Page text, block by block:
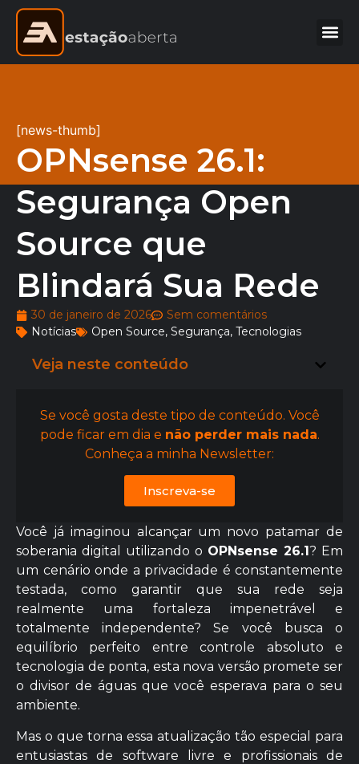
[news-thumb]
OPNsense 26.1:
Segurança Open
Source que
Blindará Sua Rede
30 de janeiro de 2026
Sem comentários
Notícias
Open Source, Segurança, Tecnologias
Veja neste conteúdo
Se você gosta deste tipo de conteúdo. Você
pode ficar em dia e não perder mais nada.
Conheça a minha Newsletter:
Inscreva-se
Você já imaginou alcançar um novo patamar de
soberania digital utilizando o OPNsense 26.1 ? Em
um cenário onde a privacidade é constantemente
testada, como garantir que sua rede seja
realmente uma fortaleza impenetrável e
totalmente independente? Se você busca o
equilíbrio perfeito entre controle absoluto e
tecnologia de ponta, esta nova versão promete ser
o divisor de águas que você esperava para o seu
ambiente.
Mas o que torna essa atualização tão especial para
entusiastas de software livre e profissionais de